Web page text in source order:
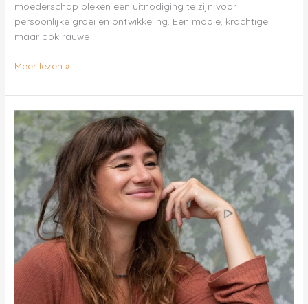
moederschap bleken een uitnodiging te zijn voor
persoonlijke groei en ontwikkeling. Een mooie, krachtige
maar ook rauwe
Meer lezen »
Alexandra
Kool
–
A
Diary
of
a
Doula